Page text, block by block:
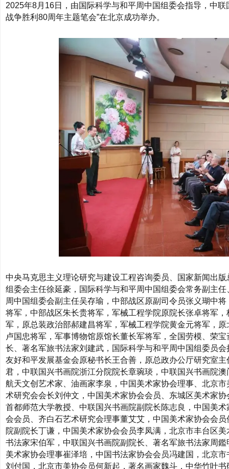
2025年8月16日，由国际科学与和平周中国组委会指导，中
战争胜利80周年主题笔会”在北京成功举办。
中央马克思主义理论研究与建设工程咨询委员、国家新闻出
组委会主任徐延豪，国际科学与和平周中国组委会常务副主
周中国组委会副主任吴存瑜，中部战区原副司令员张义瑚中
将军，中部战区朱长贵将军，军械工程学院原院长张卓将军
军，原总装政治部郝建昌将军，军械工程学院黄金元将军，
卢国忠将军，军事博物馆原馆长董长军将军，全国劳模、荣
长、著名军旅书法家刘建武，国际科学与和平周中国组委员
友好和平发展基金会原秘书长王合善，原总政办公厅研究室
君，中联国兴书画院浙江分院院长章琬琰，中联国兴书画院
航天文创艺术家、油画家李泉，中国美术家协会理事、北京
术研究会会长刘仲文，中国美术家协会会员、东城区美术家
首都师范大学教授、中联国兴书画院副院长陈志良，中国美
会会员、齐白石艺术研究会理事董艾艾，中国美术家协会会
院副院长丁谦，中国美术家协会会员李凤满，北京市丰台区
书法家宋伯军，中联国兴书画院副院长、著名军旅书法家周
美术家协会理事崔泽培，中国书法家协会会员冯建国，北京
刘付国，北京市美协会员何新起，著名画家魏斗，中华竹叶